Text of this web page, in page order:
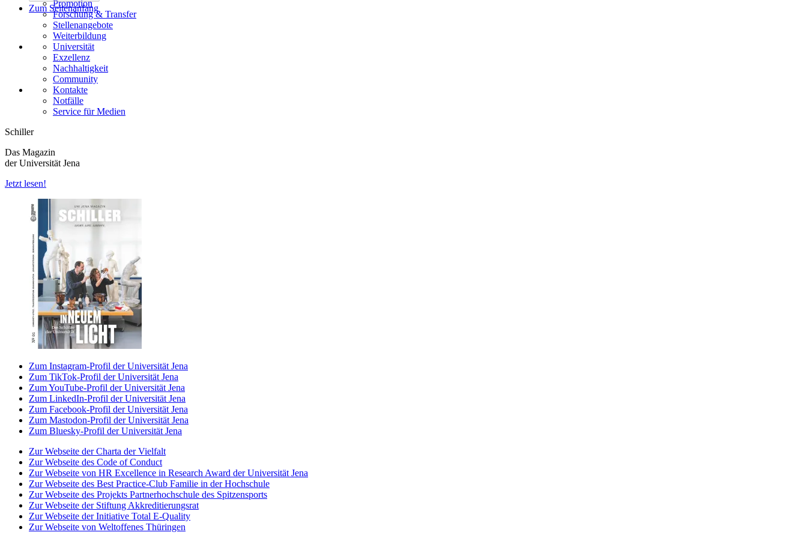
Zum Seitenanfang
Promotion
Forschung & Transfer
Stellenangebote
Weiterbildung
Universität
Exzellenz
Nachhaltigkeit
Community
Kontakte
Notfälle
Service für Medien
Schiller
Das Magazin
der Universität Jena
Jetzt lesen!
Zum Instagram-Profil der Universität Jena
Zum TikTok-Profil der Universität Jena
Zum YouTube-Profil der Universität Jena
Zum LinkedIn-Profil der Universität Jena
Zum Facebook-Profil der Universität Jena
Zum Mastodon-Profil der Universität Jena
Zum Bluesky-Profil der Universität Jena
Zur Webseite der Charta der Vielfalt
Zur Webseite des Code of Conduct
Zur Webseite von HR Excellence in Research Award der Universität Jena
Zur Webseite des Best Practice-Club Familie in der Hochschule
Zur Webseite des Projekts Partnerhochschule des Spitzensports
Zur Webseite der Stiftung Akkreditierungsrat
Zur Webseite der Initiative Total E-Quality
Zur Webseite von Weltoffenes Thüringen